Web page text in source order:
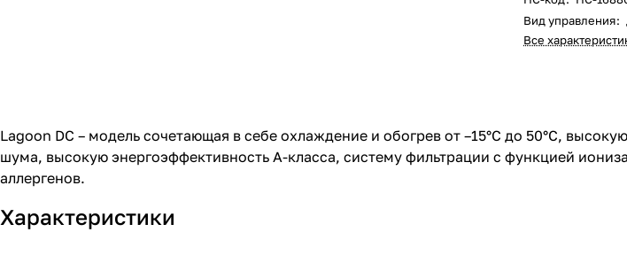
Вид управления:
Все
Lagoon DC – модель сочетающая в себе охлаждение и обогрев от –15°С до 50°С,
шума, высокую энергоэффективность А-класса, систему фильтрации с функцией
аллергенов.
Характеристики